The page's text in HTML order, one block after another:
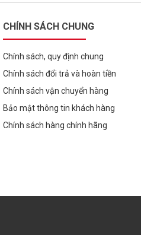
CHÍNH SÁCH CHUNG
Chính sách, quy định chung
Chính sách đổi trả và hoàn tiền
Chính sách vận chuyển hàng
Bảo mật thông tin khách hàng
Chính sách hàng chính hãng